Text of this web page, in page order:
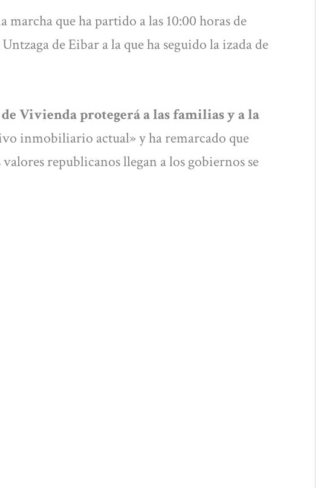
que ha partido a las 10:00 horas de
de Eibar a la que ha seguido la izada de
Vivienda protegerá a las familias y a la
inmobiliario actual» y ha remarcado que
republicanos llegan a los gobiernos se